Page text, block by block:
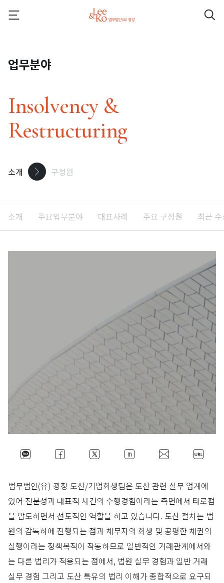
업무분야
Insolvency &
Restructuring
소개 구성원
소개 주요업무분야 대표사례 주요 구성원 최근
법무법인(유) 광장 도산/기업회생팀은 도산 관련 실무 업계에
있어 전문성과 대표적 사건의 수행경험이라는 측면에서 타로펌
을 압도하면서 선도적인 역할을 하고 있습니다. 도산 절차는 법
원의 감독하에 진행되는 점과 채무자의 회생 및 공평한 채권의
실행이라는 정책목적이 작동하므로 일반적인 거래관계에서와
는 다른 법리가 적용되는 점에서, 법원 실무 경험과 일반 거래
실무 경험 그리고 도산 특유의 법리 이해가 종합적으로 요구되